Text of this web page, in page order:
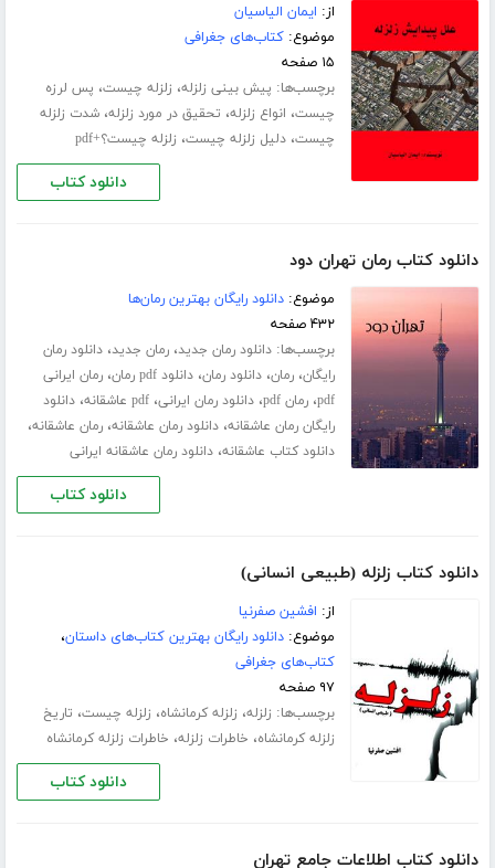
از: ایمان الیاسیان
موضوع:کتاب‌های جغرافی
۱۵ صفحه
برچسب‌ها: پیش بینی زلزله، زلزله چیست، پس لرزه
چیست، انواع زلزله، تحقیق در مورد زلزله،شدت زلزله
چیست،دلیل زلزله چیست، زلزله چیست؟+pdf
دانلود کتاب
دانلود کتاب رمان تهران دود
موضوع:دانلود رایگان بهترین رمان‌ها
۴۳۲ صفحه
برچسب‌ها:دانلود رمان جدید،رمان جدید،دانلود رمان
رایگان،رمان،دانلود رمان،دانلود pdf رمان ،رمان ایرانی
pdf،رمان pdf ،دانلود رمان ایرانی،pdf عاشقانه ،دانلود
رایگان رمان عاشقانه،دانلود رمان عاشقانه،رمان عاشقانه،
دانلود کتاب عاشقانه،دانلود رمان عاشقانه ایرانی
دانلود کتاب
دانلود کتاب زلزله (طبیعی انسانی)
از: افشین صفرنیا
موضوع:دانلود رایگان بهترین کتاب‌های داستان،
کتاب‌های جغرافی
۹۷ صفحه
برچسب‌ها: زلزله، زلزله کرمانشاه، زلزله چیست، تاریخ
زلزله کرمانشاه، خاطرات زلزله، خاطرات زلزله کرمانشاه
دانلود کتاب
دانلود کتاب اطلاعات جامع تهران